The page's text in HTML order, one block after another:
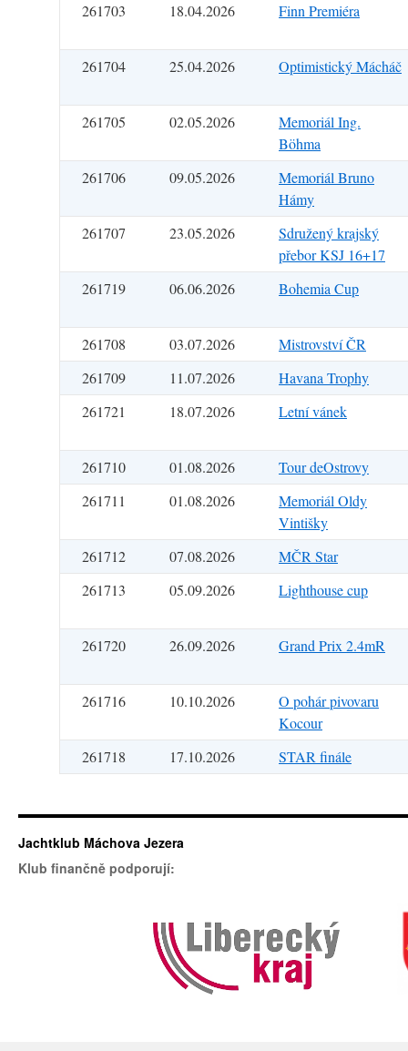
261703
18.04.2026 Finn Premiéra
261704 25.04.2026 Optimistický Mácháč
261705 02.05.2026
Memoriál Ing.
Böhma
261706
09.05.2026
Memoriál Bruno
Hámy
261707
23.05.2026
Sdružený krajský
přebor KSJ 16+17
261719
06.06.2026 Bohemia Cup
261708 03.07.2026
Mistrovství ČR
261709
11.07.2026
Havana Trophy
261721
18.07.2026 Letní vánek
261710 01.08.2026
Tour deOstrovy
261711
01.08.2026
Memoriál Oldy
Vintišky
261712
07.08.2026
MČR Star
261713
05.09.2026 Lighthouse cup
261720 26.09.2026 Grand Prix 2.4mR
261716 10.10.2026
O pohár pivovaru
Kocour
261718
17.10.2026 STAR finále
Jachtklub Máchova Jezera
Klub finančně podporují: